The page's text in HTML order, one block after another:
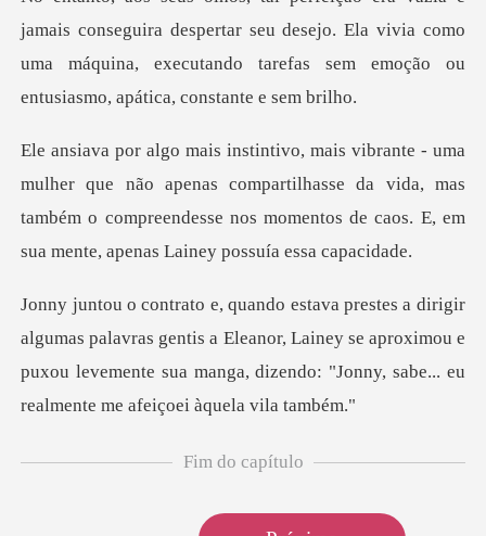
guira despertar seu desejo. Ela vivia como
uma máquina, executando
não apenas compartilhasse da vida, mas
também o compreendesse nos mom
vras gentis a Eleanor, Lainey se aproximou e
puxou levemente sua manga,
Fim do capítulo